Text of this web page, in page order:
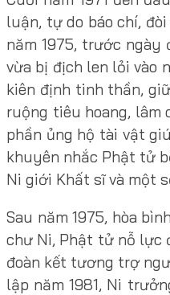
luận, tự do báo chí,
năm 1975, trước ngày
vừa bị địch len lỏi vào
kiên định tinh thần,
ruộng tiêu hoang, lâm
phần ủng hộ tài vật
khuyên nhắc Phật tử
Ni giới Khất sĩ và một
Sau năm 1975, hòa
chư Ni, Phật tử nỗ lực
đoàn kết tương trợ
lập năm 1981, Ni